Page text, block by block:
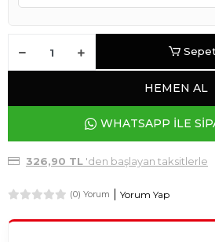
HEMEN AL
WHATSAPP İLE
326,90 TL'den başlayan taksitlerle
(0) Yorum Yorum Yap